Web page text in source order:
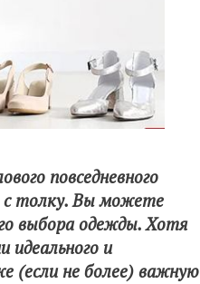
повседневного
с толку. Вы можете
выбора одежды. Хотя
и
(если не более) важную